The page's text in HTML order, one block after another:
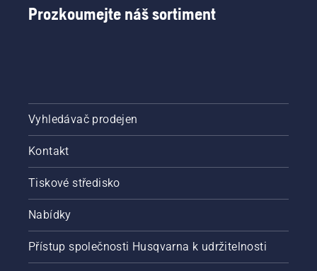
Prozkoumejte náš sortiment
Vyhledávač prodejen
Kontakt
Tiskové středisko
Nabídky
Přístup společnosti Husqvarna k udržitelnosti